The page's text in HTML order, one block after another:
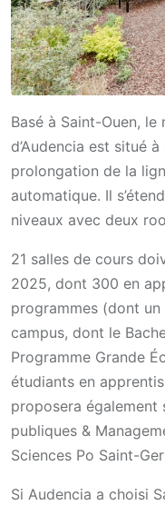
Basé à Saint-Ouen,
d’Audencia est situé
prolongation de la
automatique. Il
niveaux avec deux
21 salles de cours
2025, dont 300 en
programmes (dont
campus, dont le
Programme Grande
étudiants en
proposera également
publiques &
Sciences Po Saint-
Si Audencia a choisi